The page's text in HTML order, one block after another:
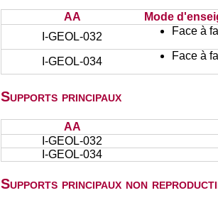
AA
Mode
I-GEOL-032
Face à
I-GEOL-034 Face à
Supports principaux
AA
I-GEOL-032
I-GEOL-034
Supports principaux non